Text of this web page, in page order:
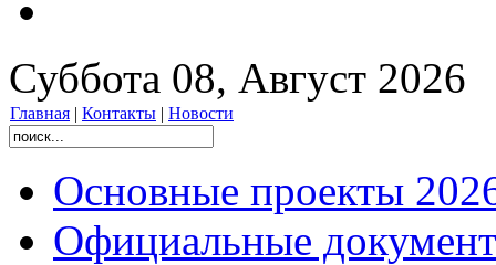
Суббота 08, Август 2026
Главная | Контакты | Новости
Основные проекты
Официальные